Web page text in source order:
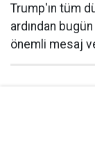
Trump'ın tüm
ardından
önemli mesaj